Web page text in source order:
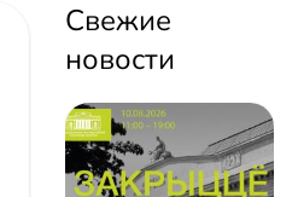
Свежие
новости